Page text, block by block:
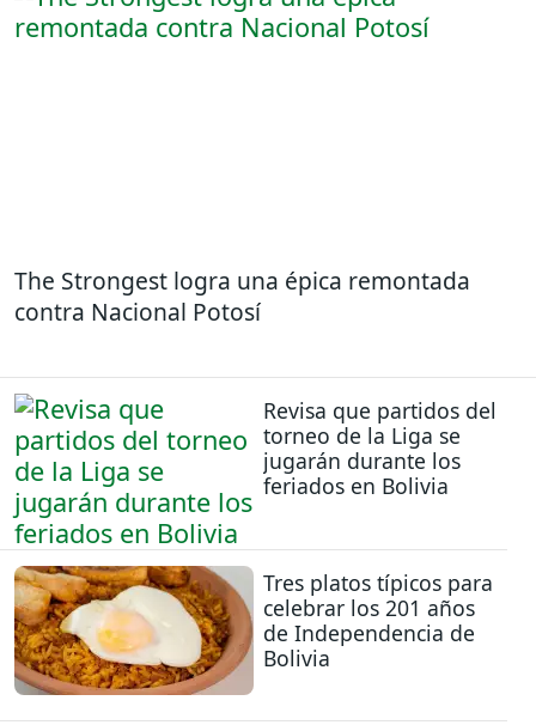
The Strongest logra una épica remontada
contra Nacional Potosí
Revisa que partidos del
torneo de la Liga se
jugarán durante los
feriados en Bolivia
Tres platos típicos para
celebrar los 201 años
de Independencia de
Bolivia